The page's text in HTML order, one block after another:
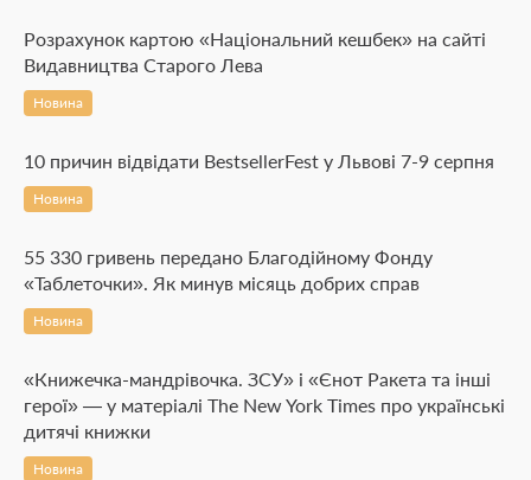
Розрахунок картою «Національний кешбек» на сайті
Видавництва Старого Лева
Новина
10 причин відвідати BestsellerFest у Львові 7-9 серпня
Новина
55 330 гривень передано Благодійному Фонду
«Таблеточки». Як минув місяць добрих справ
Новина
«Книжечка-мандрівочка. ЗСУ» і «Єнот Ракета та інші
герої» — у матеріалі The New York Times про українські
дитячі книжки
Новина